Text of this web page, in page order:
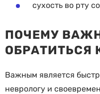
сухость во рту
ПОЧЕМУ
ОБРАТИТЬСЯ
Важным является
неврологу и